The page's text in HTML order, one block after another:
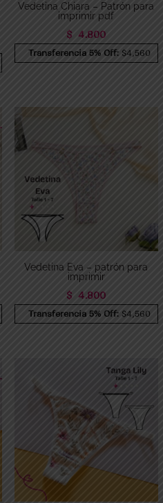
Vedetina Chiara – Patrón para
imprimir pdf
$ 4.800
Transferencia 5% Off: $4,560
Vedetina Eva – patrón para
imprimir
$ 4.800
Transferencia 5% Off: $4,560